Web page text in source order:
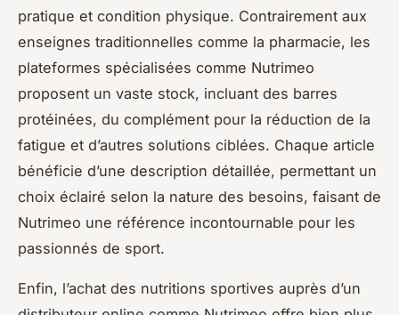
pratique et condition physique. Contrairement aux
enseignes traditionnelles comme la pharmacie, les
plateformes spécialisées comme Nutrimeo
proposent un vaste stock, incluant des barres
protéinées, du complément pour la réduction de la
fatigue et d’autres solutions ciblées. Chaque article
bénéficie d’une description détaillée, permettant un
choix éclairé selon la nature des besoins, faisant de
Nutrimeo une référence incontournable pour les
passionnés de sport.
Enfin, l’achat des nutritions sportives auprès d’un